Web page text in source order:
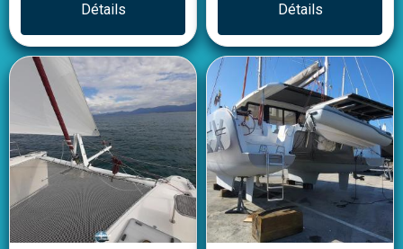
Détails Détails